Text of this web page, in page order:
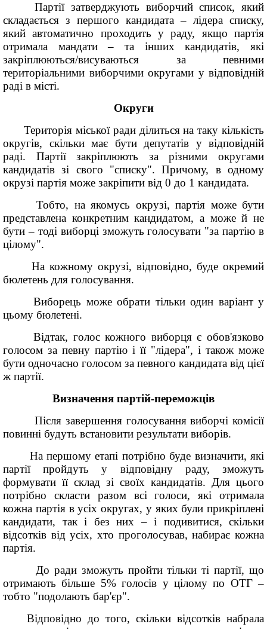
Партії затверджують виборчий список, який
складається з першого кандидата – лідера списку,
який автоматично проходить у раду, якщо партія
отримала мандати – та інших кандидатів, які
закріплюються/висуваються за певними
територіальними виборчими округами у відповідній
раді в місті.
Округи
Територія міської ради ділиться на таку кількість
округів, скільки має бути депутатів у відповідній
раді. Партії закріплюють за різними округами
кандидатів зі свого "списку". Причому, в одному
окрузі партія може закріпити від 0 до 1 кандидата.
Тобто, на якомусь окрузі, партія може бути
представлена конкретним кандидатом, а може й не
бути – тоді виборці зможуть голосувати "за партію в
цілому".
На кожному окрузі, відповідно, буде окремий
бюлетень для голосування.
Виборець може обрати тільки один варіант у
цьому бюлетені.
Відтак, голос кожного виборця є обов'язково
голосом за певну партію і її "лідера", і також може
бути одночасно голосом за певного кандидата від цієї
ж партії.
Визначення партій-переможців
Після завершення голосування виборчі комісії
повинні будуть встановити результати виборів.
На першому етапі потрібно буде визначити, які
партії пройдуть у відповідну раду, зможуть
формувати її склад зі своїх кандидатів. Для цього
потрібно скласти разом всі голоси, які отримала
кожна партія в усіх округах, у яких були прикріплені
кандидати, так і без них – і подивитися, скільки
відсотків від усіх, хто проголосував, набирає кожна
партія.
До ради зможуть пройти тільки ті партії, що
отримають більше 5% голосів у цілому по ОТГ –
тобто "подолають бар'єр".
Відповідно до того, скільки відсотків набрала